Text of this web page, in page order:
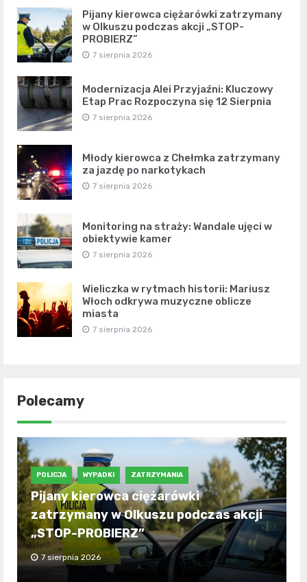
Pijany kierowca ciężarówki zatrzymany
w Olkuszu podczas akcji „STOP-
PROBIERZ”
7 sierpnia 2026
Modernizacja Alei Przyjaźni: Kluczowy
Etap Prac Rozpoczyna się 12 Sierpnia
7 sierpnia 2026
Młody kierowca z Chełmka zatrzymany
za jazdę po narkotykach
7 sierpnia 2026
Monitoring na straży: Wandale ujęci w
obiektywie kamer
7 sierpnia 2026
Wieliczka w rytmach historii: Mariusz
Włoch odkrywa muzyczne oblicze
miasta
7 sierpnia 2026
Polecamy
POLICJA WYPADKI ZATRZYMANIA
Pijany kierowca ciężarówki
zatrzymany w Olkuszu podczas akcji
„STOP-PROBIERZ”
7 sierpnia 2026